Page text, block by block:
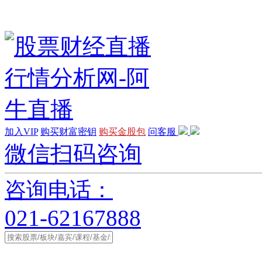
加入VIP 购买财富密钥 购买金股包 问客服
微信扫码咨询
咨询电话：
021-62167888